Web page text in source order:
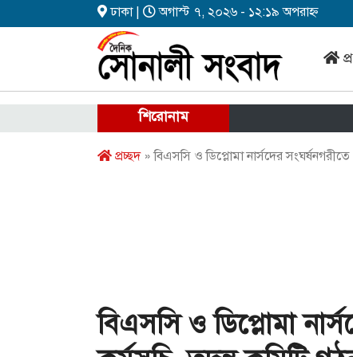
ঢাকা | অগাস্ট ৭, ২০২৬ - ১২:১৯ অপরাহ্ন
শিরোনাম
প্রচ্ছদ» বিএসসি ও ডিপ্লোমা নার্সদের সংঘর্ষনগরীতে
বিএসসি ও ডিপ্লোমা